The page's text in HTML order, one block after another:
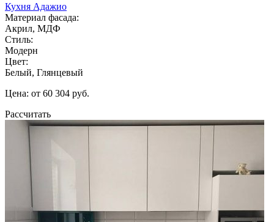
Кухня Адажио
Материал фасада:
Акрил, МДФ
Стиль:
Модерн
Цвет:
Белый, Глянцевый
Цена: от 60 304 руб.
Рассчитать